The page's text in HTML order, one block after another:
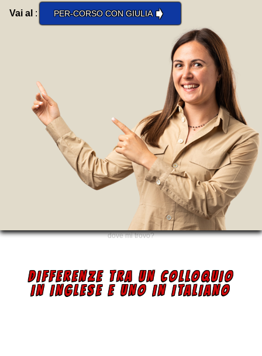
Vai al : PER-CORSO CON GIULIA➧
dove mi trovo?
DIFFERENZE TRA UN COLLOQUIO
IN INGLESE E UNO IN ITALIANO